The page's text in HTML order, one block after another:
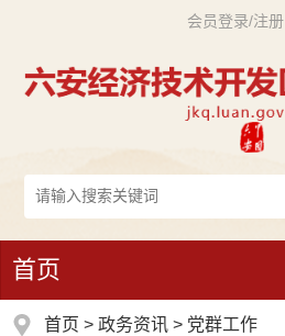
会员登录/注册
首页
首页 > 政务资讯 > 党群工作